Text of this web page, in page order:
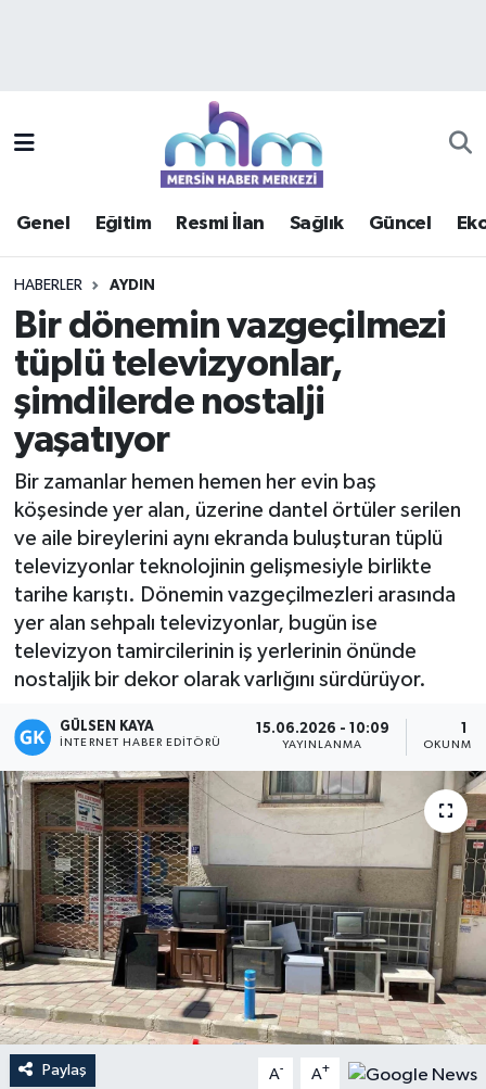
Genel Eğitim Resmi İlan Sağlık Güncel
HABERLER AYDIN
Bir dönemin vazgeçilmezi
tüplü televizyonlar,
şimdilerde nostalji
yaşatıyor
Bir zamanlar hemen hemen her evin baş
köşesinde yer alan, üzerine dantel örtüler serilen
ve aile bireylerini aynı ekranda buluşturan tüplü
televizyonlar teknolojinin gelişmesiyle birlikte
tarihe karıştı. Dönemin vazgeçilmezleri arasında
yer alan sehpalı televizyonlar, bugün ise
televizyon tamircilerinin iş yerlerinin önünde
nostaljik bir dekor olarak varlığını sürdürüyor.
GÜLSEN KAYA
İNTERNET HABER EDITÖRÜ
15.06.2026 - 10:09
YAYINLANMA OKUNMA
Paylaş A- A+
Güncel
Haberde insan
Kültür - Sanat
Magazin
Mersin
Mersin Tarihi
Özel Haber
Politika
Resmi İlan
Sağlık
Spor
Sürmanşet
Teknoloji
Yaşam
Mersin Trafik Yoğunluk Haritası
Süper Lig Puan Durumu ve Fikstür
Haber Arşivi